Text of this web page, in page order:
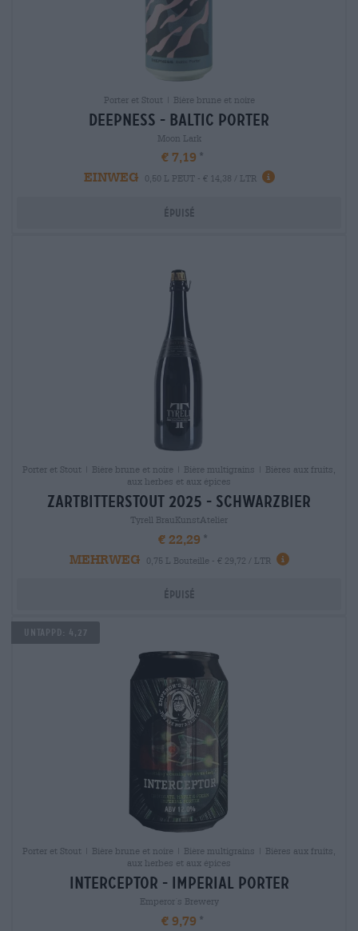
Porter et Stout | Bière brune et noire
deepness - baltic porter
Moon Lark
€ 7,19
EINWEG
0,50 L PEUT - € 14,38 / LTR
Épuisé
Porter et Stout | Bière brune et noire | Bière multigrains | Bières aux fruits,
aux herbes et aux épices
zartbitterstout 2025 - schwarzbier
Tyrell BrauKunstAtelier
€ 22,29
MEHRWEG
0,75 L Bouteille - € 29,72 / LTR
Épuisé
Untappd: 4,27
Porter et Stout | Bière brune et noire | Bière multigrains | Bières aux fruits,
aux herbes et aux épices
interceptor - imperial porter
Emperor´s Brewery
€ 9,79